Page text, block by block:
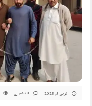
نومبر 5, 2025